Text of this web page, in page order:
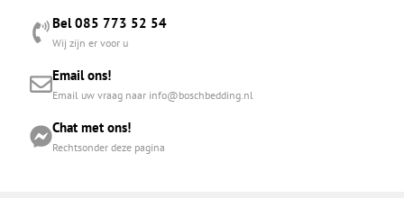
Bel 085 773 52 54
Wij zijn er voor u
Email ons!
Email uw vraag naar info@boschbedding.nl
Chat met ons!
Rechtsonder deze pagina